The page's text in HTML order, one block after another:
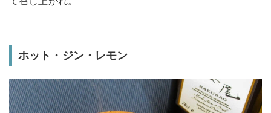
ホット・ジン・レモン